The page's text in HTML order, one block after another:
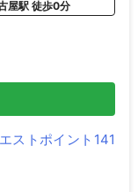
屋駅 徒歩0分
ストポイント141